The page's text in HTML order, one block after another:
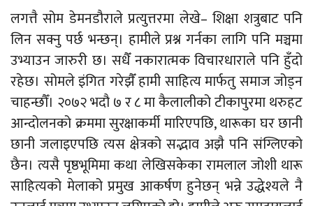
लगत्तै सोम डेमनडौराले प्रत्युत्तरमा लेखे– शिक्षा शत्रुबाट पनि
लिन सक्नु पर्छ भन्छन्। हामीले प्रश्न गर्नका लागि पनि मञ्चमा
उभ्याउन जारुरी छ। सधैँ नकारात्मक विचारधाराले पनि हुँदो
रहेछ। सोमले इंगित गरेझैँ हामी साहित्य मार्फतु समाज जोड्न
चाहन्छौँ। २०७२ भदौ ७ र ८ मा कैलालीको टीकापुरमा थरुहट
आन्दोलनको क्रममा सुरक्षाकर्मी मारिएपछि, थारूका घर छानी
छानी जलाइएपछि त्यस क्षेत्रको सद्भाव अझै पनि संग्लिएको
छैन। त्यसै पृष्ठभूमिमा कथा लेखिसकेका रामलाल जोशी थारू
साहित्यको मेलाको प्रमुख आकर्षण हुनेछन् भन्ने उद्धेश्यले नै